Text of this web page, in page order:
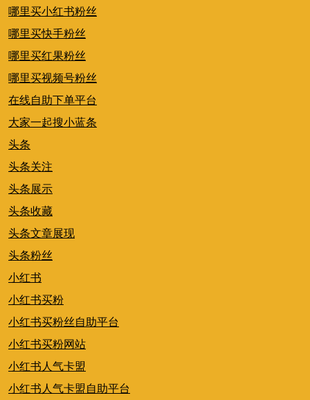
哪里买小红书粉丝
哪里买快手粉丝
哪里买红果粉丝
哪里买视频号粉丝
在线自助下单平台
大家一起搜小蓝条
头条
头条关注
头条展示
头条收藏
头条文章展现
头条粉丝
小红书
小红书买粉
小红书买粉丝自助平台
小红书买粉网站
小红书人气卡盟
小红书人气卡盟自助平台